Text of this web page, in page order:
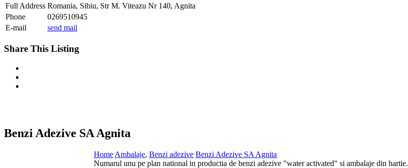
Full Address Romania, Sibiu, Str M. Viteazu Nr 140, Agnita
Phone
0269510945
E-mail
send mail
Share This Listing
Benzi Adezive SA Agnita
Home Ambalaje, Benzi adezive Benzi Adezive SA Agnita
Numarul unu pe plan national in productia de benzi adezive "water activated" si ambalaje din hartie.